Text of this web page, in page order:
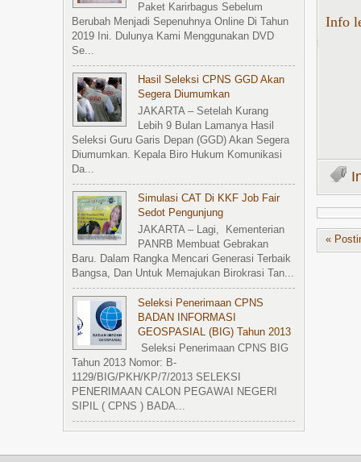
Info
«
Paket Karirbagus Sebelum
Berubah Menjadi Sepenuhnya Online Di Tahun
2019 Ini. Dulunya Kami Menggunakan DVD
Se...
Hasil Seleksi CPNS GGD Akan
Segera Diumumkan
JAKARTA – Setelah Kurang
Lebih 9 Bulan Lamanya Hasil
Seleksi Guru Garis Depan (GGD) Akan Segera
Diumumkan. Kepala Biro Hukum Komunikasi
Da...
Simulasi CAT Di KKF Job Fair
Sedot Pengunjung
JAKARTA – Lagi, Kementerian
PANRB Membuat Gebrakan
Baru. Dalam Rangka Mencari Generasi Terbaik
Bangsa, Dan Untuk Memajukan Birokrasi Tan...
Seleksi Penerimaan CPNS
BADAN INFORMASI
GEOSPASIAL (BIG) Tahun 2013
Seleksi Penerimaan CPNS BIG
Tahun 2013 Nomor: B-
1129/BIG/PKH/KP/7/2013 SELEKSI
PENERIMAAN CALON PEGAWAI NEGERI
SIPIL ( CPNS ) BADA...